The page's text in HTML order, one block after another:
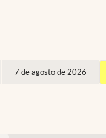
7 de agosto de 2026